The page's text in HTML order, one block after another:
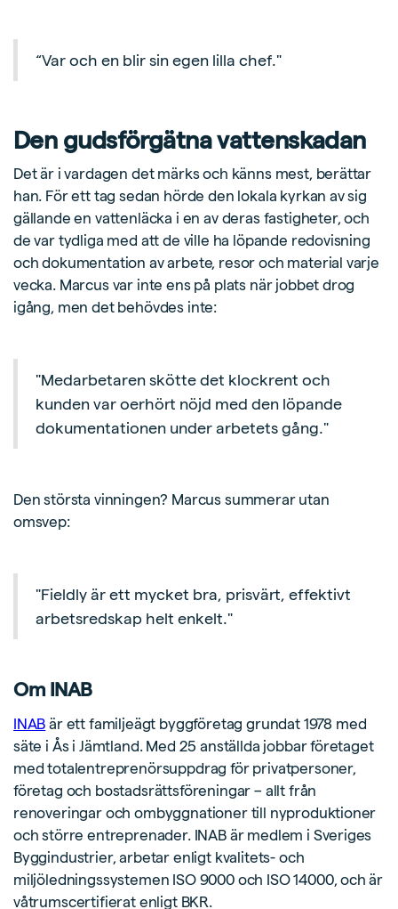
“Var och en blir sin egen lilla chef."
Den gudsförgätna vattenskadan
Det är i vardagen det märks och känns mest, berättar
han. För ett tag sedan hörde den lokala kyrkan av sig
gällande en vattenläcka i en av deras fastigheter, och
de var tydliga med att de ville ha löpande redovisning
och dokumentation av arbete, resor och material varje
vecka. Marcus var inte ens på plats när jobbet drog
igång, men det behövdes inte:
"Medarbetaren skötte det klockrent och
kunden var oerhört nöjd med den löpande
dokumentationen under arbetets gång."
Den största vinningen? Marcus summerar utan
omsvep:
"Fieldly är ett mycket bra, prisvärt, effektivt
arbetsredskap helt enkelt."
Om INAB
INAB är ett familjeägt byggföretag grundat 1978 med
säte i Ås i Jämtland. Med 25 anställda jobbar företaget
med totalentreprenörsuppdrag för privatpersoner,
företag och bostadsrättsföreningar – allt från
renoveringar och ombyggnationer till nyproduktioner
och större entreprenader. INAB är medlem i Sveriges
Byggindustrier, arbetar enligt kvalitets- och
miljöledningssystemen ISO 9000 och ISO 14000, och är
våtrumscertifierat enligt BKR.